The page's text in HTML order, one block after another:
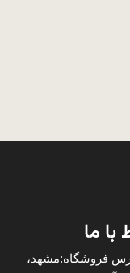
با ما
فروشگاه:مشهد،